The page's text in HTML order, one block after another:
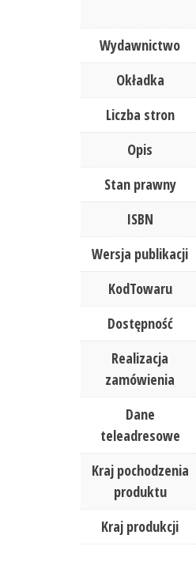
Wydawnictwo
Okładka
Liczba stron
Opis
Stan prawny
ISBN
Wersja publikacji
KodTowaru
Dostępność
Realizacja
zamówienia
Dane
teleadresowe
Kraj pochodzenia
produktu
Kraj produkcji